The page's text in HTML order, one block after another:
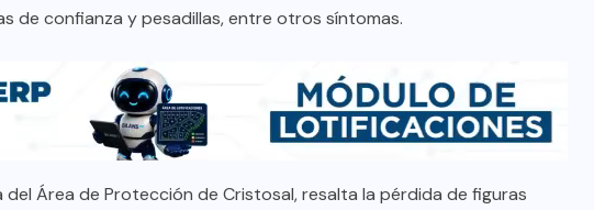
de confianza y pesadillas, entre otros síntomas.
del Área de Protección de Cristosal, resalta la pérdida de figuras